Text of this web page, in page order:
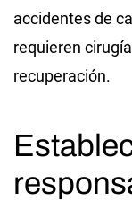
accidentes de
requieren
recuperación.